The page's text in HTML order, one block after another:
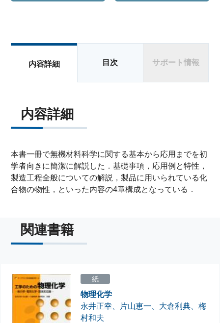
内容詳細 目次 サポート情報
内容詳細
本書一冊で無機材料科学に関する基本から応用までを初
学者向きに簡潔に解説した．基礎事項，応用例と特性，
製造工程全般についての解説，製品に用いられている化
合物の物性，といった内容の4章構成となっている．
関連書籍
紙
物理化学
永井正幸 片山恵一、 大倉利典、梅
村和夫